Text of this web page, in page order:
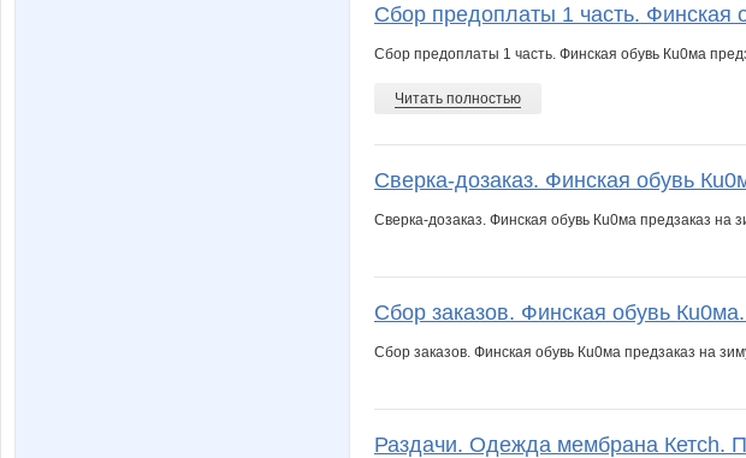
Сбор предоплаты 1 часть. Финская
Сбор предоплаты 1 часть. Финская обувь Кu0ма
Читать полностью
Сверка-дозаказ. Финская обувь
Сверка-дозаказ. Финская обувь Кu0ма предзаказ на
Сбор заказов. Финская обувь
Сбор заказов. Финская обувь Кu0ма предзаказ на
Раздачи. Одежда мембрана Кетch.